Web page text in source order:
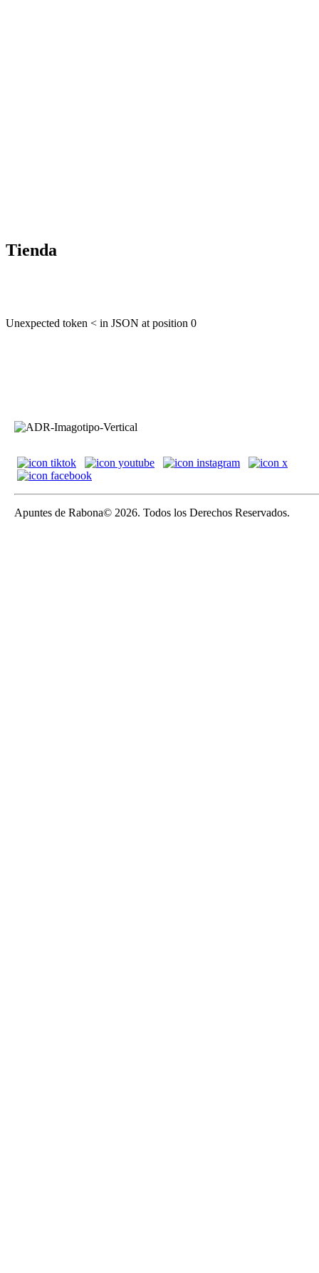
Tienda
Unexpected token < in JSON at position 0
Apuntes de Rabona© 2026. Todos los Derechos Reservados.